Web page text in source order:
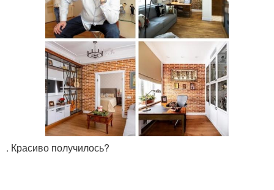
. Красиво получилось?